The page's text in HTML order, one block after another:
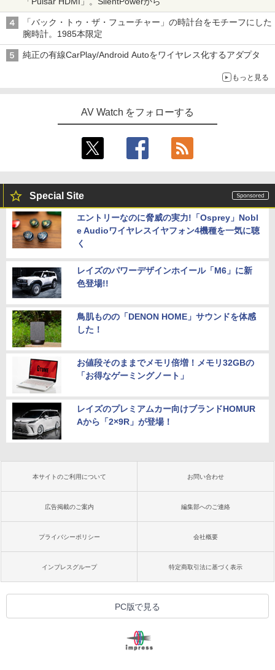
「バック・トゥ・ザ・フューチャー」の時計台をモチーフにした
腕時計。1985本限定
純正の有線CarPlay/Android Autoをワイヤレス化するアダプタ
もっと見る
AV Watch をフォローする
Special Site
エントリーなのに脅威の実力!「Osprey」Nobl
e Audioワイヤレスイヤフォン4機種を一気に聴
く
レイズのパワーデザインホイール「M6」に新
色登場!!
鳥肌ものの「DENON HOME」サウンドを体感
した！
お値段そのままでメモリ倍増！メモリ32GBの
「お得なゲーミングノート」
レイズのプレミアムカー向けブランドHOMUR
Aから「2×9R」が登場！
本サイトのご利用について お問い合わせ
広告掲載のご案内 編集部へのご連絡
プライバシーポリシー 会社概要
インプレスグループ 特定商取引法に基づく表示
PC版で見る